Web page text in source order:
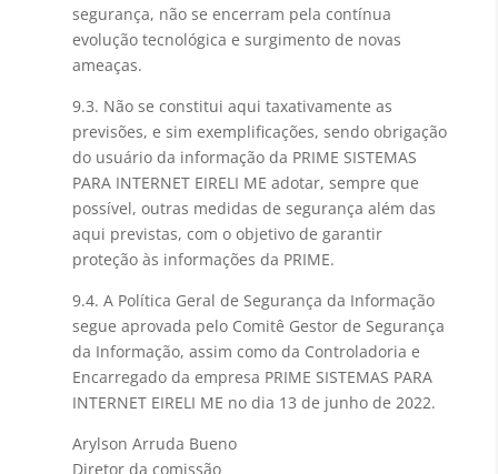
segurança, não se encerram pela contínua
evolução tecnológica e surgimento de novas
ameaças.
9.3. Não se constitui aqui taxativamente as
previsões, e sim exemplificações, sendo obrigação
do usuário da informação da PRIME SISTEMAS
PARA INTERNET EIRELI ME adotar, sempre que
possível, outras medidas de segurança além das
aqui previstas, com o objetivo de garantir
proteção às informações da PRIME.
9.4. A Política Geral de Segurança da Informação
segue aprovada pelo Comitê Gestor de Segurança
da Informação, assim como da Controladoria e
Encarregado da empresa PRIME SISTEMAS PARA
INTERNET EIRELI ME no dia 13 de junho de 2022.
Arylson Arruda Bueno
Diretor da comissão